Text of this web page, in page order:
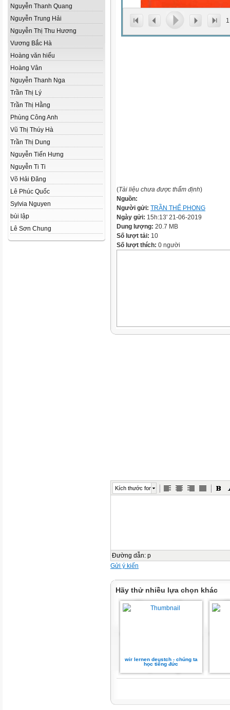
Nguyễn Thanh Quang
Nguyễn Trung Hải
Nguyễn Thị Thu Hương
Vương Bắc Hà
Hoàng văn hiếu
Hoàng Vân
Nguyễn Thanh Nga
Trần Thị Lý
Trần Thị Hằng
Phùng Công Anh
Vũ Thị Thúy Hà
Trần Thị Dung
Nguyễn Tiến Hưng
Nguyễn Ti Ti
Võ Hải Đăng
Lê Phúc Quốc
Sylvia Nguyen
bùi lập
Lê Sơn Chung
1
(Tài liệu chưa được thẩm định)
Nguồn:
Người gửi: TRẦN THẾ PHONG
Ngày gửi: 15h:13' 21-06-2019
Dung lượng: 20.7 MB
Số lượt tải: 10
Số lượt thích: 0 người
Kích thước font
Đường dẫn: p
Gửi ý kiến
Hãy thử nhiều lựa chọn khác
wir lernen deustch - chúng ta
học tiếng đức